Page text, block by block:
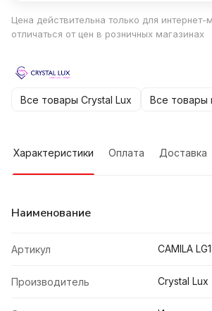
Цена действительна только для
отличаться от цен в розничных магазинах
Все товары Crystal Lux Все товары
Характеристики Оплата Доставка
Наименование
Артикул CAMILA
Производитель Crystal Lux